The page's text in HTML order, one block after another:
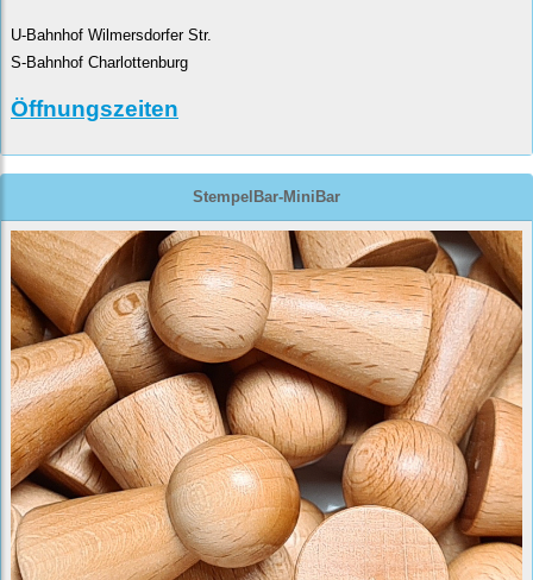
U-Bahnhof Wilmersdorfer Str.
S-Bahnhof Charlottenburg
Öffnungszeiten
StempelBar-MiniBar